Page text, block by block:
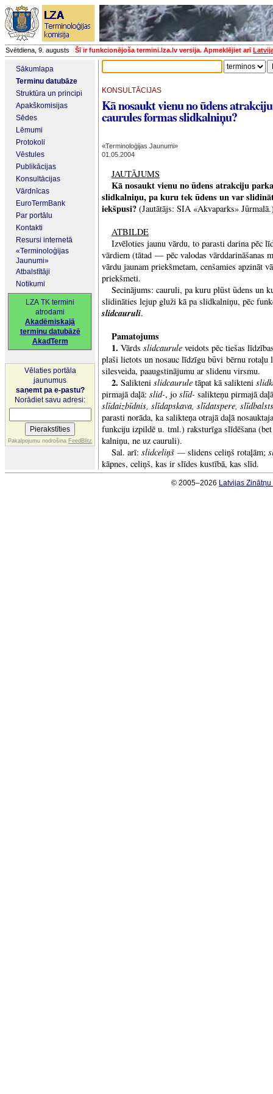
Svētdiena, 9. augusts Šī ir funkcionējoša termini.lza.lv versija. Apmeklējiet arī
Sākumlapa
Terminu datubāze
Struktūra un principi
Apakškomisijas
Sēdes
Lēmumi
Protokoli
Vēstules
Publikācijas
Konsultācijas
Vārdnīcas
EuroTermBank
Par portālu
Kontakti
Resursi internetā
«Terminoloģijas
Jaunumi»
Atbalstītāji
Notikumi
LZA TK termini
atrodami
Akadēmiskajā
terminu datubāzē
AkadTerm
Vēlaties portāla
jaunumus
saņemt pa e-pastu?
Norādiet savu adresi:
Pakalpojumu nodrošina FeedBlitz
KONSULTĀCIJAS
Kā nosaukt vienu no ūdens
caurules formas slidkalniņu?
«Terminoloģijas Jaunumi»
01.05.2004
JAUTĀJUMS
Kā nosaukt vienu no ūdens atrakciju
slidkalniņu, pa kuru tek ūdens un var
iekšpusi? (Jautātājs: SIA «Akvaparks»
ATBILDE
Izvēloties jaunu vārdu, to parasti darina pēc
vārdiem (tātad — pēc valodas vārddarināšanas
vārdu jaunam priekšmetam, cenšamies apzināt
priekšmeti.
Secinājums: cauruli, pa kuru plūst ūdens un
slidināties lejup gluži kā pa slidkalniņu, pēc
slidcauruli.
Pamatojums
1. Vārds slidcaurule veidots pēc tiešas
plaši lietots un nosauc līdzīgu būvi bērnu
silesveida, paaugstinājumu ar slidenu virsmu.
2. Salikteni slidcaurule tāpat kā salikteni
pirmajā daļā: slid-, jo slīd- salikteņu pirmajā
slīdaizbīdnis, slīdapskava, slīdatspere,
parasti norāda, ka salikteņa otrajā daļā
funkciju izpildē u. tml.) raksturīga slīdēšana
kalniņu, ne uz cauruli).
Sal. arī: slidceliņš — slidens celiņš rotaļām;
kāpnes, celiņš, kas ir slīdes kustībā, kas slīd.
© 2005–2026 Latvijas